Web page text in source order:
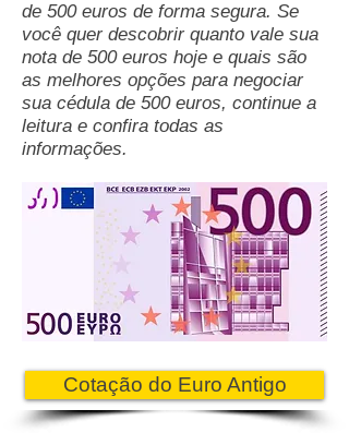
de 500 euros de forma segura. Se
você quer descobrir quanto vale sua
nota de 500 euros hoje e quais são
as melhores opções para negociar
sua cédula de 500 euros, continue a
leitura e confira todas as
informações.
Cotação do Euro Antigo